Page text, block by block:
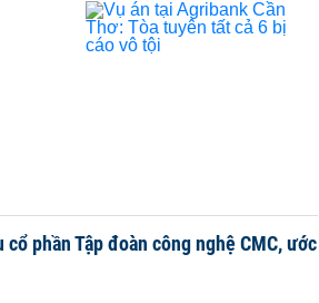
phần Tập đoàn công nghệ CMC, ước